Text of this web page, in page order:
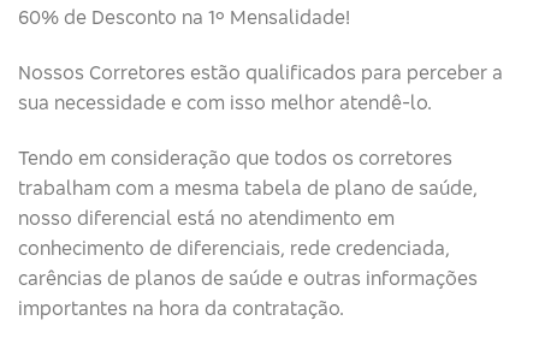
60% de Desconto na 1º Mensalidade!
Nossos Corretores estão qualificados para perceber a
sua necessidade e com isso melhor atendê-lo.
Tendo em consideração que todos os corretores
trabalham com a mesma tabela de plano de saúde,
nosso diferencial está no atendimento em
conhecimento de diferenciais, rede credenciada,
carências de planos de saúde e outras informações
importantes na hora da contratação.